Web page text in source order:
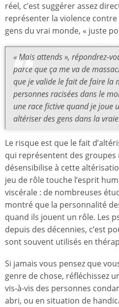
réel, c’est suggérer assez
représenter la violence
gens du vrai monde, « juste
« Mais attends », répondrez-
parce que ça me va de
que je valide le fait de faire la
personnes racisées dans le
une race fictive quand je joue
altériser des gens dans la
Le risque est que le fait
qui représentent des groupes
désensibilise à cette
jeu de rôle touche l’esprit
viscérale : de nombreuses
montré que la personnalité
quand ils jouent un rôle. Les
depuis des décennies, c’est
sont souvent utilisés en
Si jamais vous pensez que
genre de chose, réfléchissez
vis-à-vis des personnes
abri, ou en situation de